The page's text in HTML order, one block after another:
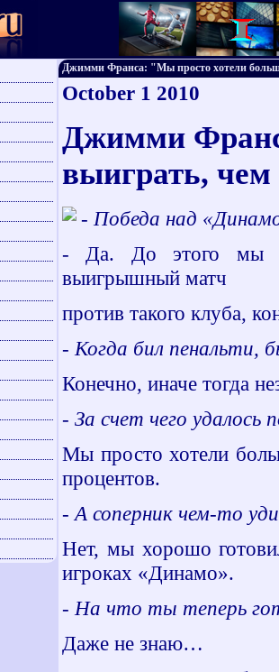
Джимми Франса: "Мы просто хотели
October 1 2010
Джимми
выиграть,
- Победа над
- Да. До этого мы
выигрышный матч
против такого клуба,
- Когда бил пенальти,
Конечно, иначе тогда
- За счет чего удалось
Мы просто хотели
процентов.
- А соперник чем-то
Нет, мы хорошо
игроках «Динамо».
- На что ты теперь
Даже не знаю…